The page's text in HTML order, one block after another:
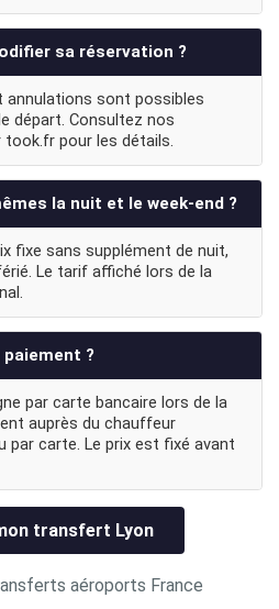
sa réservation ?
annulations sont possibles
départ. Consultez nos
pour les détails.
la nuit et le week-end ?
fixe sans supplément de nuit,
Le tarif affiché lors de la
?
par carte bancaire lors de la
auprès du chauffeur
par carte. Le prix est fixé avant
transfert Lyon
aéroports France